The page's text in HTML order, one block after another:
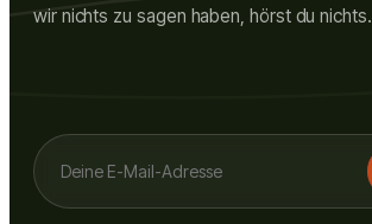
wir nichts zu sagen haben, hörst du nichts.